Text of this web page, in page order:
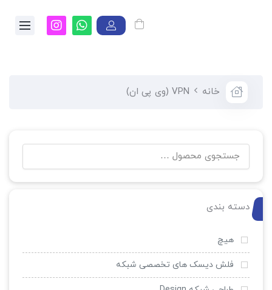
خانه VPN (وی پی ان)
دسته بندی
هیچ
فلش دیسک های تخصصی شبکه